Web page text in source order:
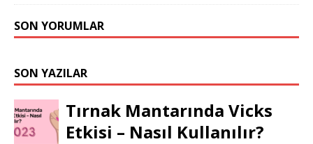
SON YORUMLAR
SON YAZILAR
Tırnak Mantarında Vicks
Etkisi – Nasıl Kullanılır?